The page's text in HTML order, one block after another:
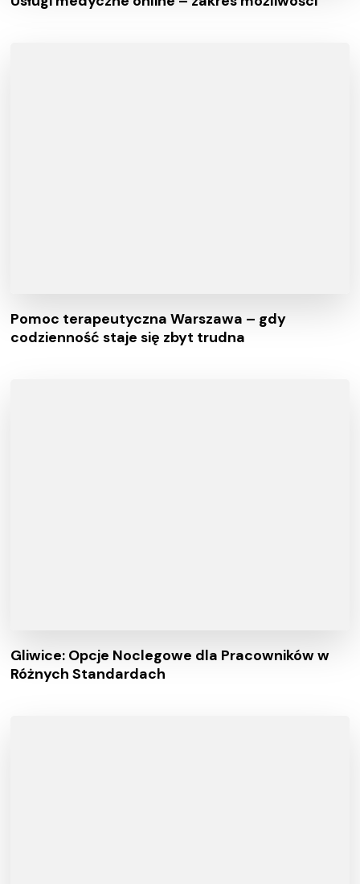
Pomoc terapeutyczna Warszawa – gdy
codzienność staje się zbyt trudna
Gliwice: Opcje Noclegowe dla Pracowników w
Różnych Standardach